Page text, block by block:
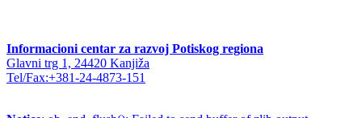
Informacioni centar za razvoj Potiskog regiona
Glavni trg 1, 24420 Kanjiža
Tel/Fax:+381-24-4873-151